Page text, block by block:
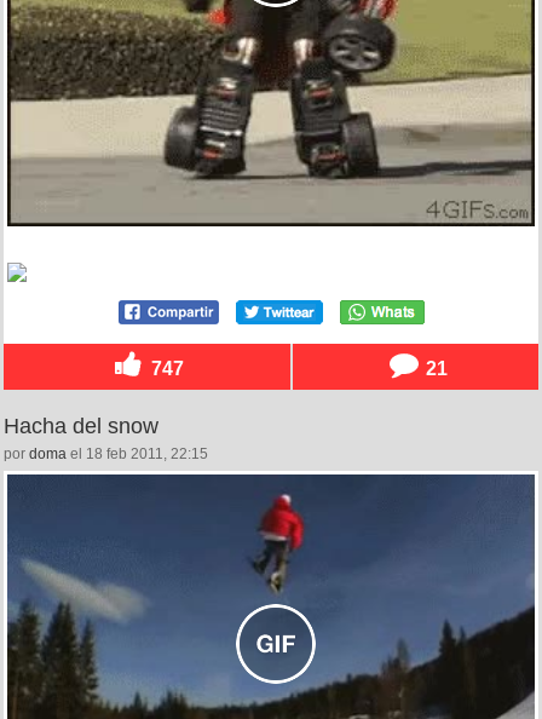
747 21
Hacha del snow
por doma el 18 feb 2011, 22:15